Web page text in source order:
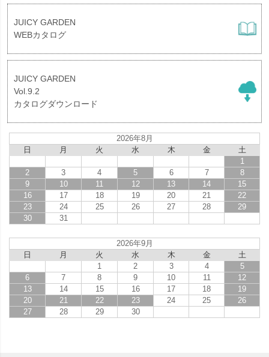
JUICY GARDEN
WEBカタログ
JUICY GARDEN
Vol.9.2
カタログダウンロード
2026年8月
日
月 火 水 木 金
土
1
2
3 4 5 6 7
8
9
10 11 12 13 14
15
16
17 18 19 20 21
22
23
24 25 26 27 28
29
30
31
2026年9月
日
月 火 水 木 金
土
1
2 3 4
5
6
7 8 9 10 11
12
13
14 15 16 17 18
19
20
21 22 23 24 25
26
27
28 29 30